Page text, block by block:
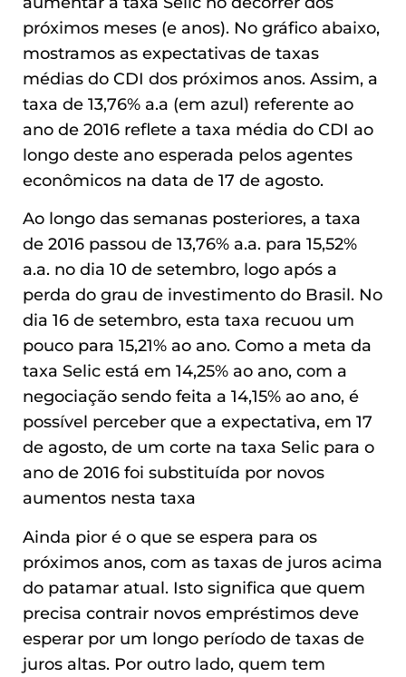
próximos meses (e anos). No gráfico abaixo,
mostramos as expectativas de taxas
médias do CDI dos próximos anos. Assim, a
taxa de 13,76% a.a (em azul) referente ao
ano de 2016 reflete a taxa média do CDI ao
longo deste ano esperada pelos agentes
econômicos na data de 17 de agosto.
Ao longo das semanas posteriores, a taxa
de 2016 passou de 13,76% a.a. para 15,52%
a.a. no dia 10 de setembro, logo após a
perda do grau de investimento do Brasil. No
dia 16 de setembro, esta taxa recuou um
pouco para 15,21% ao ano. Como a meta da
taxa Selic está em 14,25% ao ano, com a
negociação sendo feita a 14,15% ao ano, é
possível perceber que a expectativa, em 17
de agosto, de um corte na taxa Selic para o
ano de 2016 foi substituída por novos
aumentos nesta taxa
Ainda pior é o que se espera para os
próximos anos, com as taxas de juros acima
do patamar atual. Isto significa que quem
precisa contrair novos empréstimos deve
esperar por um longo período de taxas de
juros altas. Por outro lado, quem tem